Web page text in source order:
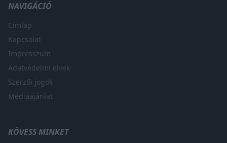
NAVIGÁCIÓ
Címlap
Kapcsolat
Impresszum
Adatvédelmi elvek
Szerzői jogok
Médiaajánlat
KÖVESS MINKET